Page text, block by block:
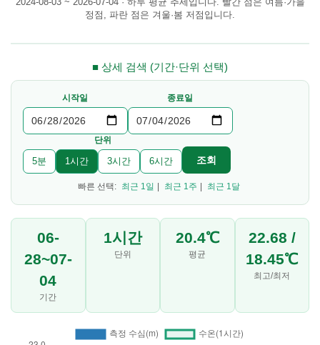
정점, 파란 점은 겨울·봄 저점입니다.
■ 상세 검색 (기간·단위 선택)
시작일 종료일
단위
5분 1시간 3시간 6시간 조회
빠른 선택: 최근 1일 최근 1주 최근 1달
06-
28~07-
04
기간
1시간
단위
20.4℃
평균
22.68 /
18.45℃
최고/최저